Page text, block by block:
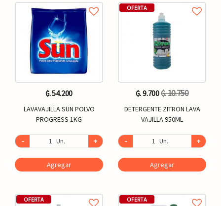
₲. 54.200
LAVAVAJILLA SUN POLVO
PROGRESS 1KG
- Un. +
Agregar
OFERTA
OFERTA
₲. 9.700₲. 10.750
DETERGENTE ZITRON LAVA
VAJILLA 950ML
- Un. +
Agregar
OFERTA